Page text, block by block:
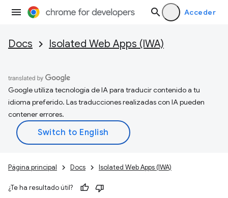
Acceder
Docs Isolated Web Apps (IWA)
Google utiliza tecnología de IA para traducir contenido a tu
idioma preferido. Las traducciones realizadas con IA pueden
contener errores.
Página principal Docs Isolated Web Apps (IWA)
¿Te ha resultado útil?